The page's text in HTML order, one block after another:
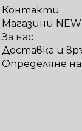
Контакти
Магазини NEW
За нас
Доставка и
Определяне